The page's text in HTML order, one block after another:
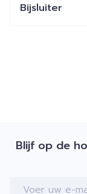
Bijsluiter
Blijf op de
E-mail adres